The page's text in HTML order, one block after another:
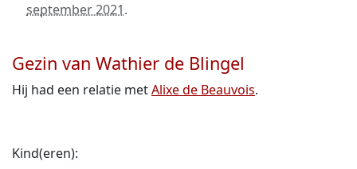
september 2021.
Gezin van Wathier de Blingel
Hij had een relatie metAlixe de Beauvois.
Kind(eren):